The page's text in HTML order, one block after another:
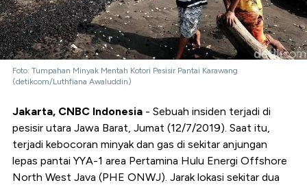
Foto: Tumpahan Minyak Mentah Kotori Pesisir Pantai Karawang
(detikcom/Luthfiana Awaluddin)
Jakarta, CNBC Indonesia - Sebuah insiden terjadi di
pesisir utara Jawa Barat, Jumat (12/7/2019). Saat itu,
terjadi kebocoran minyak dan gas di sekitar anjungan
lepas pantai YYA-1 area Pertamina Hulu Energi Offshore
North West Java (PHE ONWJ). Jarak lokasi sekitar dua